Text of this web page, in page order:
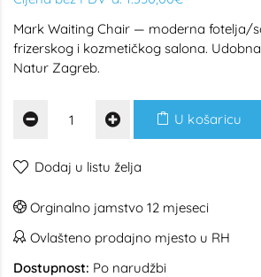
Mark Waiting Chair — moderna fotelja/
frizerskog i kozmetičkog salona.
Natur Zagreb.
U košaricu
Dodaj u listu želja
Orginalno jamstvo 12 mjeseci
Ovlašteno prodajno mjesto u RH
Dostupnost: Po narudžbi